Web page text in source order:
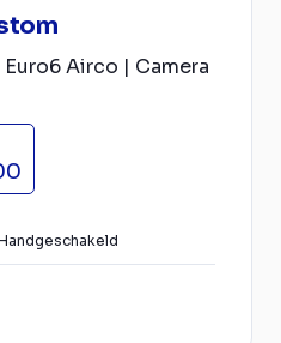
Euro6 Airco | Camera